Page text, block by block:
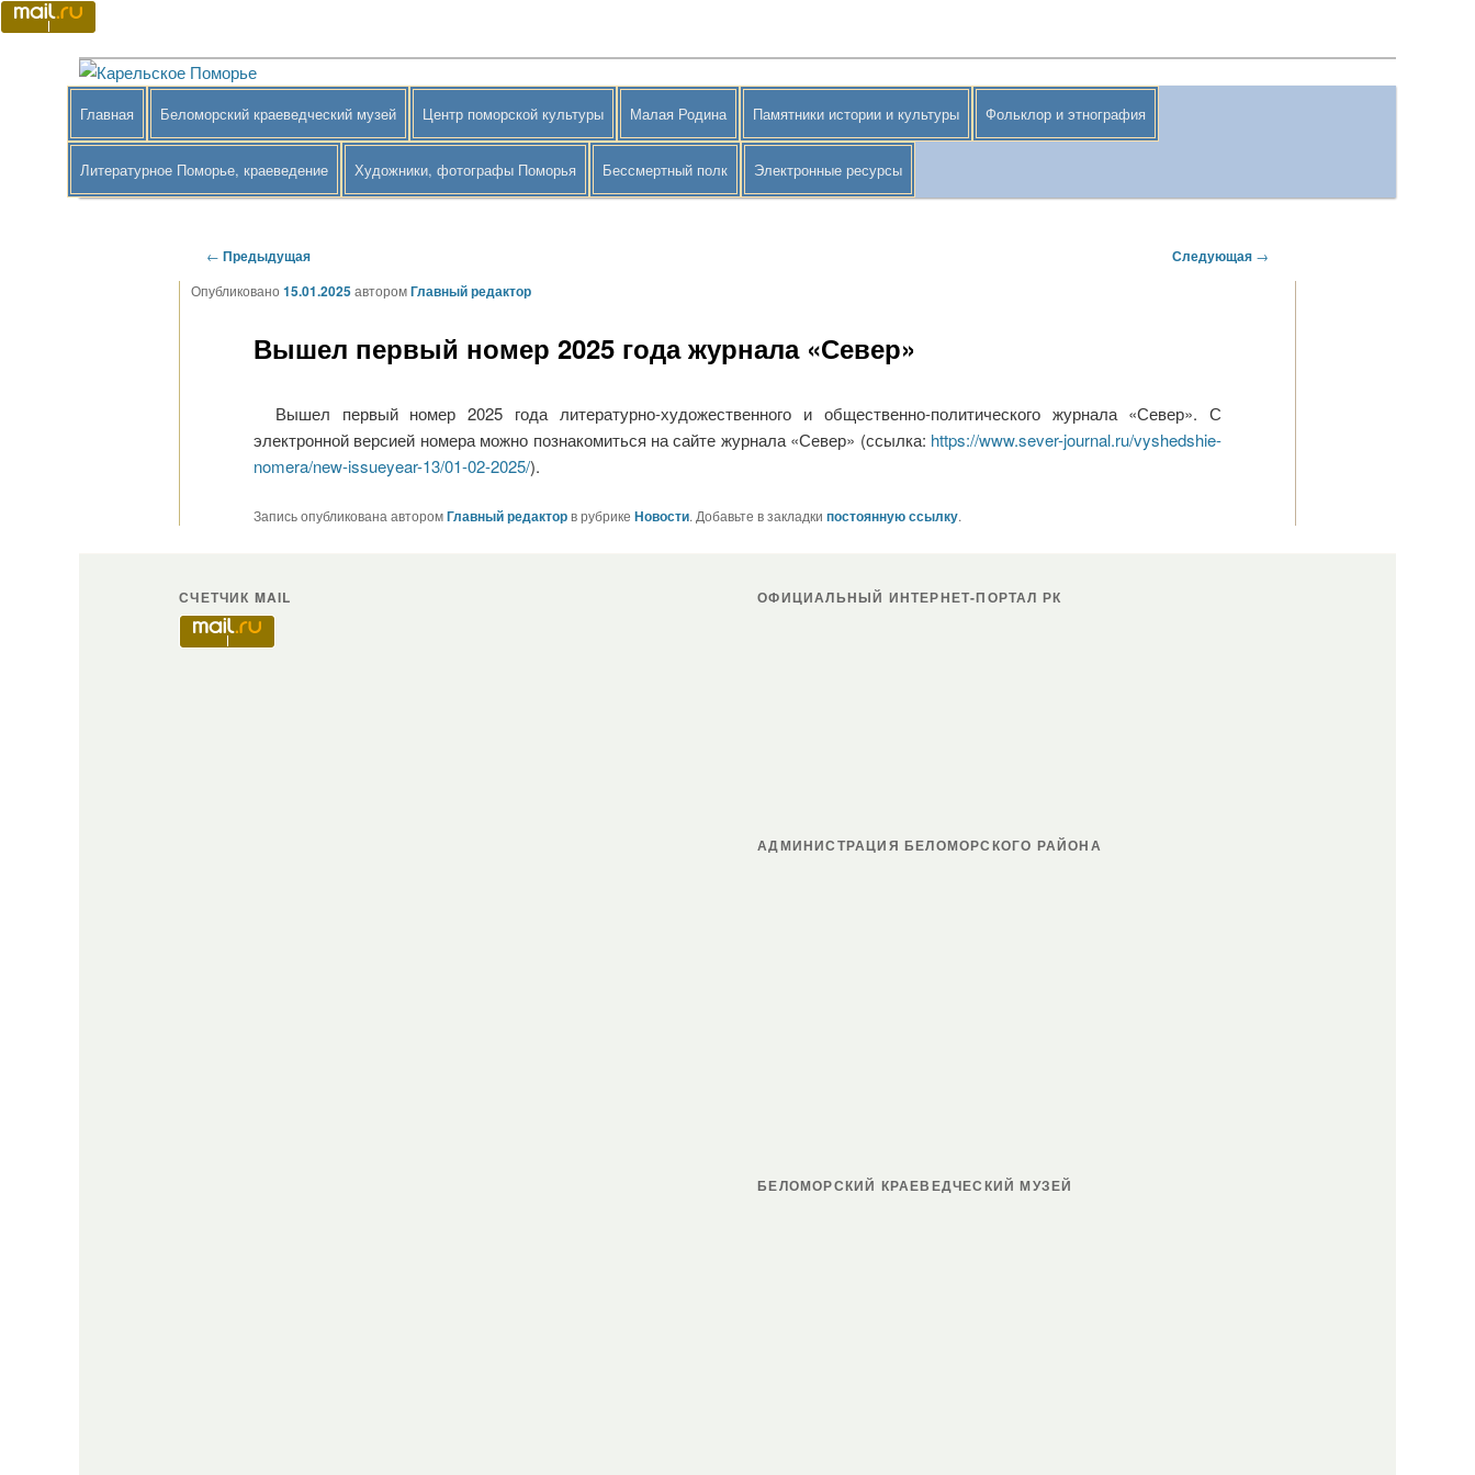
Перейти
к
основному
содержимому
Карельское Поморье
Краеведение Беломорского района
меню
Главная Беломорский краеведческий музей Центр поморской культуры Малая Родина Памятники истории и культуры Фольклор и этнография
Литературное Поморье, краеведение Художники, фотографы Поморья Бессмертный полк Электронные ресурсы
Навигация
по
← Предыдущая Следующая →
Вышел первый номер 2025 года журнала «Север»
Опубликовано15.01.2025авторомГлавный редактор
Вышел первый номер 2025 года литературно-художественного и общественно-политического журнала «Север». С
электронной версией номера можно познакомиться на сайте журнала «Север» (ссылка: https://www.sever-journal.ru/vyshedshie-
nomera/new-issueyear-13/01-02-2025/).
Запись опубликована авторомГлавный редакторв рубрике Новости. Добавьте в закладки постоянную ссылку.
СЧЕТЧИК MAIL ОФИЦИАЛЬНЫЙ ИНТЕРНЕТ-ПОРТАЛ РК
АДМИНИСТРАЦИЯ БЕЛОМОРСКОГО РАЙОНА
БЕЛОМОРСКИЙ КРАЕВЕДЧЕСКИЙ МУЗЕЙ